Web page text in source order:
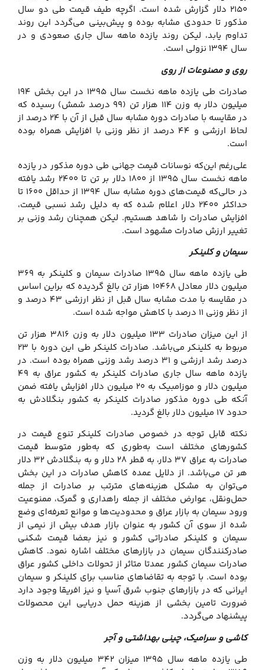
۲۱۵۰ دلار گزارش شده است. اگرچه طیف قیمت طی دو سال
مذکور تا حدودی مشابه بوده و پیش‌بینی می‌گردد این روند
تداوم یابد، لیکن روند یازده ماهه سال جاری صعودی و در
سال ۱۳۹۴ نزولی است.
روی و مصنوعات از روی
صادرات طی یازده ماهه نخست سال ۱۳۹۵ در این بخش ۱۹۴
میلیون دلار به وزن ۱۱۴ هزار تن (۹۹ درصد شمش) رسیده که
در مقایسه با صادرات دوره مشابه سال قبل از آن با ۲۴ درصد از
لحاظ ارزشی و ۴۴ درصد از نظر وزنی با افزایش همراه بوده
است.
علی‌رغم این‌که نوسانات قیمت جهانی طی دوره مذکور در یازده
ماهه نخست سال ۱۳۹۵ از ۱۸۰۰ دلار بر تن تا ۲۴۰۰ رشد یافته
در حالی‌که قیمت‌های دوره مشابه سال ۱۳۹۴ از حداقل ۱۶۰۰ تا
حداکثر ۲۴۰۰ دلار اعلام شده که به دلیل رشد نسبی قیمت،
افزایش صادرات را شاهد هستیم. لیکن همچنان رشد وزنی بر
تغییر ارزش صادرات مشهود است.
سیمان و کلینکر
طی یازده ماهه سال ۱۳۹۵ صادرات سیمان و کلینکر به ۳۶۹
میلیون دلار معادل ۱۰۴۶۸ هزار تن بالغ گردیده که براین اساس
در مقایسه با مدت مشابه سال قبل از نظر ارزشی ۴۳ درصد و
از نظر وزنی ۱۱ درصد با کاهش مواجه شده است.
از این میزان صادرات ۱۳۳ میلیون دلار به وزن ۳۸۱۶ هزار تن
مربوط به کلینکر می‌باشد. صادرات کلینکر طی این دوره با ۲۳
درصد رشد ارزشی و ۳۱ درصد رشد وزنی همراه بوده است. در
یازده ماهه سال جاری صادرات کلینکر به کشور عراق به ۴۹
میلیون دلار و موزامبیک به ۲۰ میلیون دلار افزایش یافته ضمن
آنکه طی دوره مذکور صادرات کلینکر به کشور بنگلادش به
حدود ۱۷ میلیون دلار بالغ گردید.
نکته قابل توجه در خصوص صادرات کلینکر تنوع قیمت در
کشورهای مختلف است به‌طوری که به‌طور متوسط قیمت
صادرات به عراق ۳۷ دلار، به قطر ۲۸ دلار و به بنگلادش ۳۲ دلار
هر تن می‌باشد. از دلایل عمده کاهش صادرات در این بخش
می‌توان به مشکل هزینه‌های مترتب بر صادرات از جمله
حمل‌ونقل، عوارض مختلف از جمله راهداری و گمرک، ممنوعیت
ورود سیمان به بازار عراق و محدودیت‌ها و موانع تعرفه‌ای وضع
شده از سوی آن کشور به عنوان بازار هدف بیش از نیمی از
سیمان و کلینکر صادراتی کشور و نیز بعضا قیمت شکنی
صادرکنندگان سیمان در بازارهای مختلف اشاره نمود. کاهش
صادرات سیمان کشور عمدتا متاثر از تحولات داخلی کشور عراق
بوده است. با توجه به تقاضاهای مناسب برای کلینکر و سیمان
ایرانی که در بازارهای جنوب شرق آسیا و نیز افریقا وجود دارد
ضرورت تامین بخشی از هزینه حمل دریایی این محصولات
پیشنهاد می‌گردد.
کاشی و سرامیک، چینی بهداشتی و آجر
طی یازده ماهه سال ۱۳۹۵ میزان ۳۴۲ میلیون دلار به وزن